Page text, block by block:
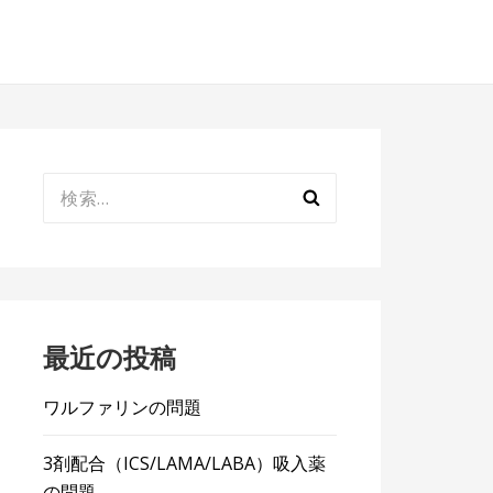
索:
最近の投稿
ワルファリンの問題
3剤配合（ICS/LAMA/LABA）吸入薬